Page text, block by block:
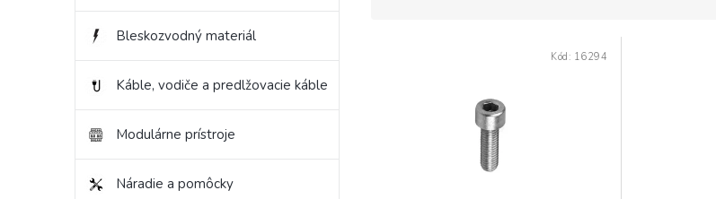
n
Bleskozvodný materiál
Káble, vodiče a predlžovacie káble
Modulárne prístroje
Náradie a pomôcky
Kód: 16294